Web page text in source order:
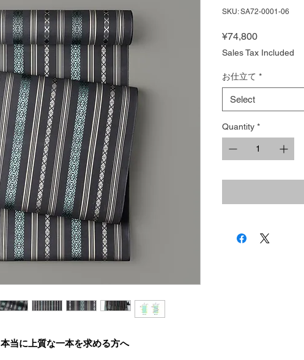
本当に上質な一本を求める方へ
SKU: SA72-0001-06
¥74,800Price
Sales Tax Included
お仕立て *
Select
Quantity *